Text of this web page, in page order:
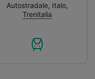
Autostradale, Italo,
Trenitalia